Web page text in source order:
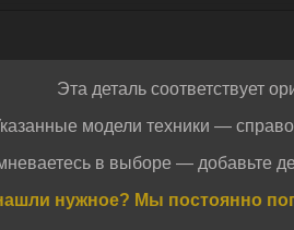
Даю своё согласие на обработку
Даю своё согласие на обработку
Эта деталь соответствует
модели техники —
в выборе — добавьте
нужное? Мы постоянно